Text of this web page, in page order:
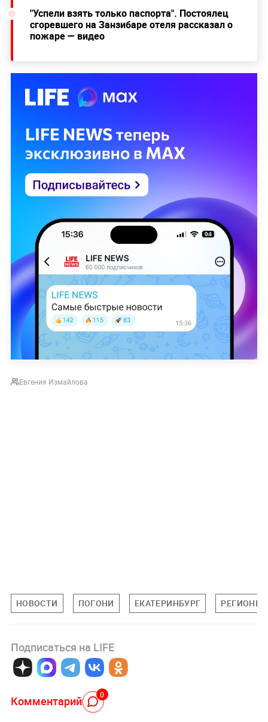
"Успели взять только паспорта". Постоялец
сгоревшего на Занзибаре отеля рассказал о
пожаре — видео
Евгения Измайлова
НОВОСТИ ПОГОНИ ЕКАТЕРИНБУРГ РЕГИОНЫ
Подписаться на LIFE
Комментарий 0